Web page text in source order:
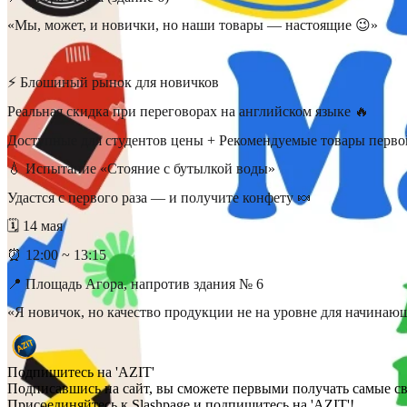
«Мы, может, и новички, но наши товары — настоящие 😉»
⚡ Блошиный рынок для новичков
Реальная скидка при переговорах на английском языке 🔥
Доступные для студентов цены + Рекомендуемые товары
💧 Испытание «Стояние с бутылкой воды»
Удастся с первого раза — и получите конфету 🍬
🗓 14 мая
⏰ 12:00 ~ 13:15
📍 Площадь Агора, напротив здания № 6
«Я новичок, но качество продукции не на уровне для
Подпишитесь на 'AZIT'
Подписавшись на сайт, вы сможете первыми получать самые